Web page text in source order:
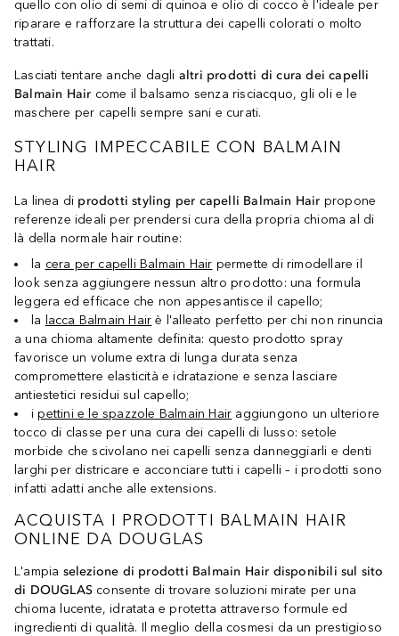
quello con olio di semi di quinoa e olio di cocco è l'ideale per
riparare e rafforzare la struttura dei capelli colorati o molto
trattati.
Lasciati tentare anche dagli altri prodotti di cura dei capelli
Balmain Hair come il balsamo senza risciacquo, gli oli e le
maschere per capelli sempre sani e curati.
STYLING IMPECCABILE CON BALMAIN
HAIR
La linea di prodotti styling per capelli Balmain Hair propone
referenze ideali per prendersi cura della propria chioma al di
là della normale hair routine:
la cera per capelli Balmain Hair permette di rimodellare il
look senza aggiungere nessun altro prodotto: una formula
leggera ed efficace che non appesantisce il capello;
la lacca Balmain Hair è l'alleato perfetto per chi non rinuncia
a una chioma altamente definita: questo prodotto spray
favorisce un volume extra di lunga durata senza
compromettere elasticità e idratazione e senza lasciare
antiestetici residui sul capello;
ipettini e le spazzole Balmain Hair aggiungono un ulteriore
tocco di classe per una cura dei capelli di lusso: setole
morbide che scivolano nei capelli senza danneggiarli e denti
larghi per districare e acconciare tutti i capelli – i prodotti sono
infatti adatti anche alle extensions.
ACQUISTA I PRODOTTI BALMAIN HAIR
ONLINE DA DOUGLAS
L'ampia selezione di prodotti Balmain Hair disponibili sul sito
di DOUGLAS consente di trovare soluzioni mirate per una
chioma lucente, idratata e protetta attraverso formule ed
ingredienti di qualità. Il meglio della cosmesi da un prestigioso